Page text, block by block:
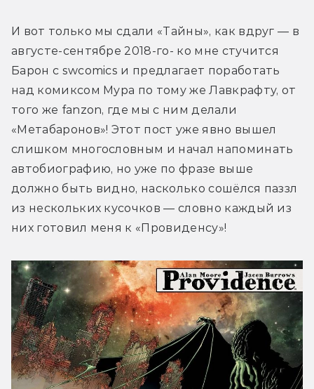
И вот только мы сдали «Тайны», как вдруг — в
августе-сентябре 2018-го- ко мне стучится
Барон с swcomics и предлагает поработать
над комиксом Мура по тому же Лавкрафту, от
того же fanzon, где мы с ним делали
«Метабаронов»! Этот пост уже явно вышел
слишком многословным и начал напоминать
автобиографию, но уже по фразе выше
должно быть видно, насколько сошёлся паззл
из нескольких кусочков — словно каждый из
них готовил меня к «Провиденсу»!